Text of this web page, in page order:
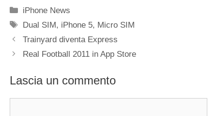
Categorie
iPhone News
Tag
Dual SIM, iPhone 5, Micro SIM
Trainyard diventa Express
Real Football 2011 in App Store
Lascia un commento